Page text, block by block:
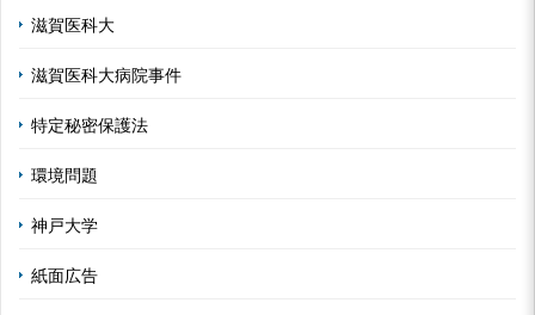
滋賀医科大
滋賀医科大病院事件
特定秘密保護法
環境問題
神戸大学
紙面広告